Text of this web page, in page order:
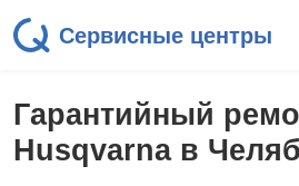
Сервисные центры
Гарантийный
Husqvarna в